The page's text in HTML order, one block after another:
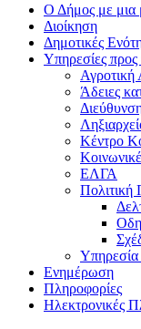
Ο Δήμος με μια
Διοίκηση
Δημοτικές
Υπηρεσίες προς
Αγροτική
Άδειες
Κέντρο
ΕΛΓΑ
Πολιτική
Ενημέρωση
Πληροφορίες
Ηλεκτρονικές